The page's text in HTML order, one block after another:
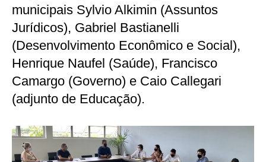
municipais Sylvio Alkimin (Assuntos
Jurídicos), Gabriel Bastianelli
(Desenvolvimento Econômico e Social),
Henrique Naufel (Saúde), Francisco
Camargo (Governo) e Caio Callegari
(adjunto de Educação).